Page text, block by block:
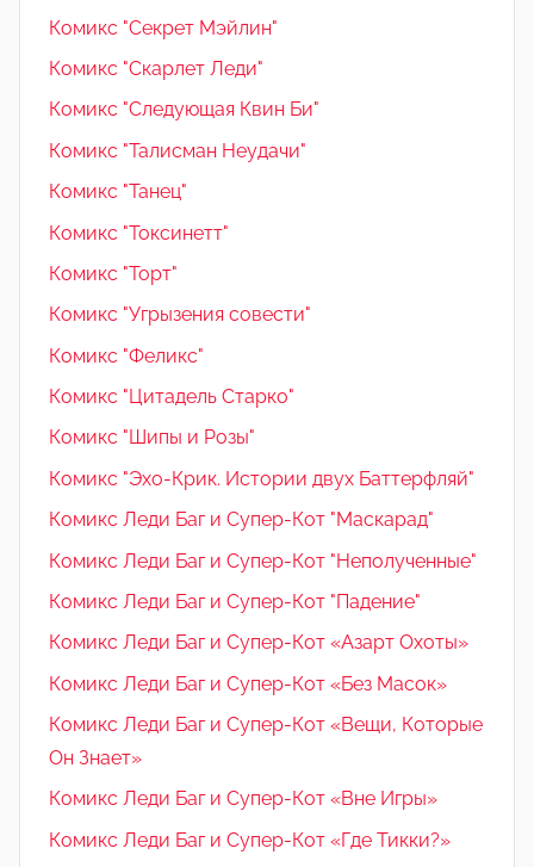
Комикс "Секрет Мэйлин"
Комикс "Скарлет Леди"
Комикс "Следующая Квин Би"
Комикс "Талисман Неудачи"
Комикс "Танец"
Комикс "Токсинетт"
Комикс "Торт"
Комикс "Угрызения совести"
Комикс "Феликс"
Комикс "Цитадель Старко"
Комикс "Шипы и Розы"
Комикс "Эхо-Крик. Истории двух Баттерфляй"
Комикс Леди Баг и Супер-Кот "Маскарад"
Комикс Леди Баг и Супер-Кот "Неполученные"
Комикс Леди Баг и Супер-Кот "Падение"
Комикс Леди Баг и Супер-Кот «Азарт Охоты»
Комикс Леди Баг и Супер-Кот «Без Масок»
Комикс Леди Баг и Супер-Кот «Вещи, Которые
Он Знает»
Комикс Леди Баг и Супер-Кот «Вне Игры»
Комикс Леди Баг и Супер-Кот «Где Тикки?»